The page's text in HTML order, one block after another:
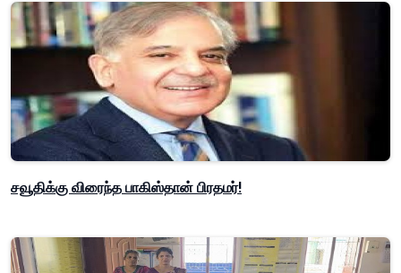
சவூதிக்கு விரைந்த பாகிஸ்தான் பிரதமர்!